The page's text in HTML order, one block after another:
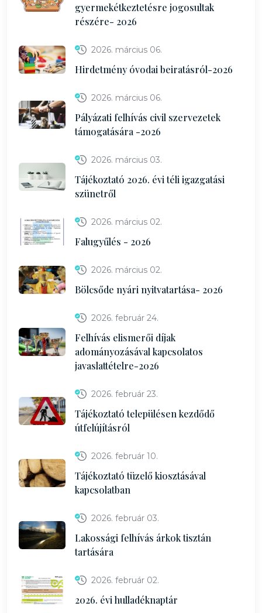
gyermekétkeztetésre jogosultak
részére- 2026
2026. március 06.
Hirdetmény óvodai beiratásról-2026
2026. március 06.
Pályázati felhívás civil szervezetek
támogatására -2026
2026. március 03.
Tájékoztató 2026. évi téli igazgatási
szünetről
2026. március 02.
Falugyűlés - 2026
2026. március 02.
Bölcsőde nyári nyitvatartása- 2026
2026. február 24.
Felhívás elismerői díjak
adományozásával kapcsolatos
javaslattételre-2026
2026. február 23.
Tájékoztató településen kezdődő
útfelújításról
2026. február 10.
Tájékoztató tüzelő kiosztásával
kapcsolatban
2026. február 03.
Lakossági felhívás árkok tisztán
tartására
2026. február 02.
2026. évi hulladéknaptár